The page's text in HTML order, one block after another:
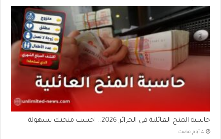
حاسبة المنح العائلية في الجزائر 2026.. احسب منحتك بسهولة